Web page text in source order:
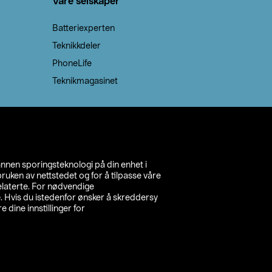
sporingsteknologi på din enhet i
av nettstedet og for å tilpasse våre
For nødvendige
Hvis du istedenfor ønsker å skreddersy
dine innstillinger for
Batteriexperten
Teknikkdeler
PhoneLife
Teknikmagasinet